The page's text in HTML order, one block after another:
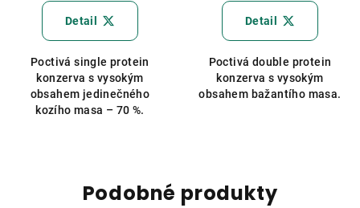
produktu
z
5
hvězdiček.
Detail
Poctivá single protein
konzerva s vysokým
obsahem jedinečného
kozího masa – 70 %.
Detail
Poctivá double protein
konzerva s vysokým
obsahem bažantího masa.
Podobné produkty